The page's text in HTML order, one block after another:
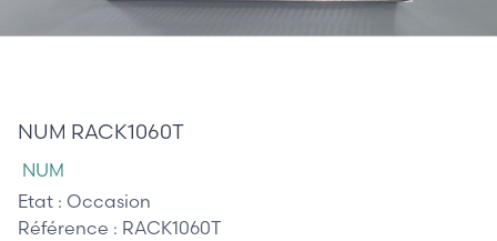
NUM RACK1060T
NUM
Etat : Occasion
Référence : RACK1060T